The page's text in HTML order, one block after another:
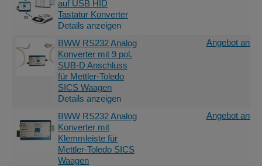
auf USB HID
Tastatur Konverter
Details anzeigen
BWW RS232 Analog
Konverter mit 9 pol.
SUB-D Anschluss
für Mettler-Toledo
SICS Waagen
Details anzeigen
Angebot
BWW RS232 Analog
Konverter mit
Klemmleiste für
Mettler-Toledo SICS
Waagen
Angebot